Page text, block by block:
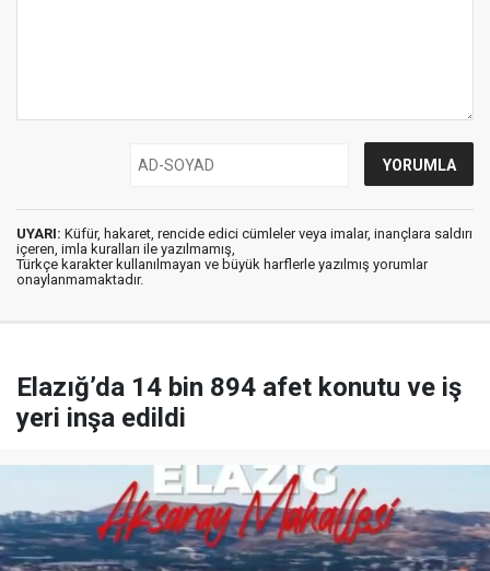
UYARI: Küfür, hakaret, rencide edici cümleler veya imalar, inançlara saldırı
içeren, imla kuralları ile yazılmamış,
Türkçe karakter kullanılmayan ve büyük harflerle yazılmış yorumlar
onaylanmamaktadır.
Elazığ’da 14 bin 894 afet konutu ve iş
yeri inşa edildi